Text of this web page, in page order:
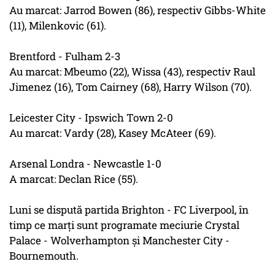
Au marcat: Jarrod Bowen (86), respectiv Gibbs-White
(11), Milenkovic (61).
Brentford - Fulham 2-3
Au marcat: Mbeumo (22), Wissa (43), respectiv Raul
Jimenez (16), Tom Cairney (68), Harry Wilson (70).
Leicester City - Ipswich Town 2-0
Au marcat: Vardy (28), Kasey McAteer (69).
Arsenal Londra - Newcastle 1-0
A marcat: Declan Rice (55).
Luni se dispută partida Brighton - FC Liverpool, în
timp ce marți sunt programate meciurie Crystal
Palace - Wolverhampton și Manchester City -
Bournemouth.